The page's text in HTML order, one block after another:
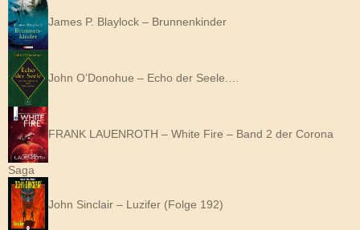
James P. Blaylock – Brunnenkinder
John O’Donohue – Echo der Seele.…
FRANK LAUENROTH – White Fire – Band 2 der Corona
Saga
John Sinclair – Luzifer (Folge 192)